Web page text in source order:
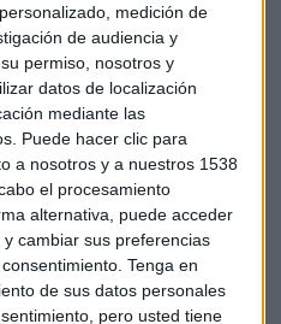
medición de
de audiencia y
permiso, nosotros y
datos de localización
mediante las
Puede hacer clic para
a nosotros y a nuestros 1538
el procesamiento
alternativa, puede acceder
cambiar sus preferencias
Tenga en
de sus datos personales
pero usted tiene
gran banca
puesto especial atención
bancario.BBVA,Bakinter
los valores sobre los que
nos ha proporcionado el
BBVA y también se ha
de vender Bankinter.